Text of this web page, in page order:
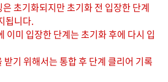
초기화되지만 초기화 전 입장한 단계
됩니다.
이미 입장한 단계는 초기화 후에 다시 입
기 위해서는 통합 후 단계 클리어 기록